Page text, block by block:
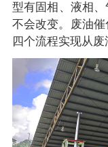
型有固相、液相
不会改变。废油
四个流程实现从废